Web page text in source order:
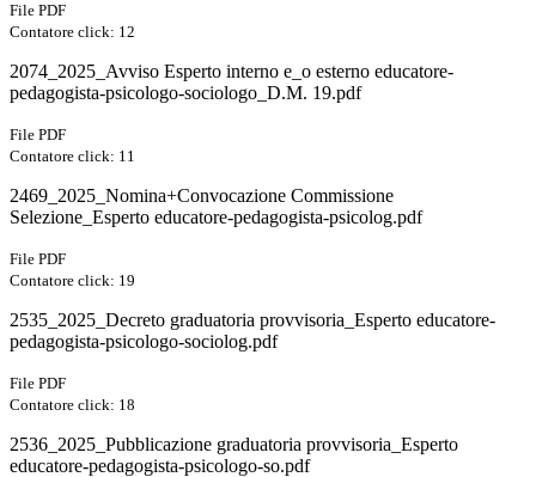
File PDF
Contatore click: 12
2074_2025_Avviso Esperto interno e_o esterno educatore-
pedagogista-psicologo-sociologo_D.M. 19.pdf
File PDF
Contatore click: 11
2469_2025_Nomina+Convocazione Commissione
Selezione_Esperto educatore-pedagogista-psicolog.pdf
File PDF
Contatore click: 19
2535_2025_Decreto graduatoria provvisoria_Esperto educatore-
pedagogista-psicologo-sociolog.pdf
File PDF
Contatore click: 18
2536_2025_Pubblicazione graduatoria provvisoria_Esperto
educatore-pedagogista-psicologo-so.pdf